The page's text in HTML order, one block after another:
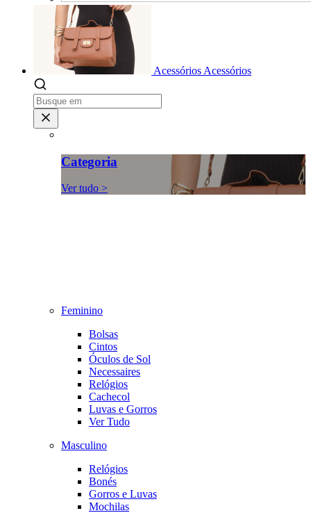
Acessórios Acessórios
Categoria
Ver tudo >
Feminino
Bolsas
Cintos
Óculos de Sol
Necessaires
Relógios
Cachecol
Luvas e Gorros
Ver Tudo
Masculino
Relógios
Bonés
Gorros e Luvas
Mochilas